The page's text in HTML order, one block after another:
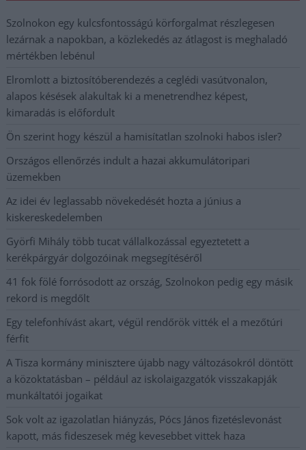
Szolnokon egy kulcsfontosságú körforgalmat részlegesen
lezárnak a napokban, a közlekedés az átlagost is meghaladó
mértékben lebénul
Elromlott a biztosítóberendezés a ceglédi vasútvonalon,
alapos késések alakultak ki a menetrendhez képest,
kimaradás is előfordult
Ön szerint hogy készül a hamisítatlan szolnoki habos isler?
Országos ellenőrzés indult a hazai akkumulátoripari
üzemekben
Az idei év leglassabb növekedését hozta a június a
kiskereskedelemben
Györfi Mihály több tucat vállalkozással egyeztetett a
kerékpárgyár dolgozóinak megsegítéséről
41 fok fölé forrósodott az ország, Szolnokon pedig egy másik
rekord is megdőlt
Egy telefonhívást akart, végül rendőrök vitték el a mezőtúri
férfit
A Tisza kormány minisztere újabb nagy változásokról döntött
a közoktatásban – például az iskolaigazgatók visszakapják
munkáltatói jogaikat
Sok volt az igazolatlan hiányzás, Pócs János fizetéslevonást
kapott, más fideszesek még kevesebbet vittek haza